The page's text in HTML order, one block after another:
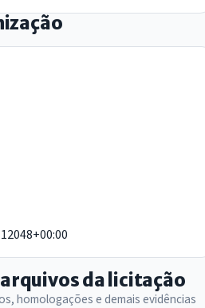
da licitação
homologações e demais evidências